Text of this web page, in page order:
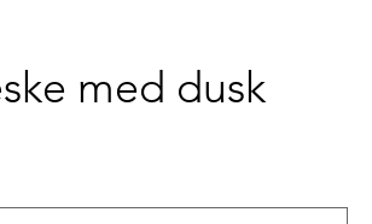
med dusk